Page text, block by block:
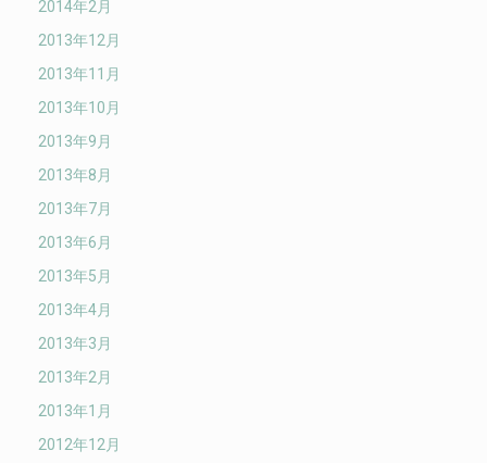
2014年2月
2013年12月
2013年11月
2013年10月
2013年9月
2013年8月
2013年7月
2013年6月
2013年5月
2013年4月
2013年3月
2013年2月
2013年1月
2012年12月